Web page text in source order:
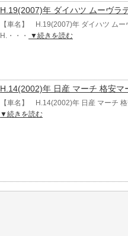
H.19(2007)年 ダイハツ ムーヴラ
【車名】 H.19(2007)年 ダイハツ ム
H.・・・
▼続きを読む
H.14(2002)年 日産 マーチ 格安マ
【車名】 H.14(2002)年 日産 マーチ
▼続きを読む